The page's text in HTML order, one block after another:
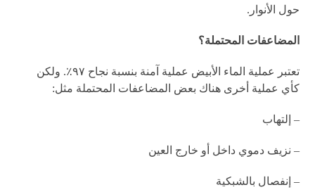
حول الأنوار.
المضاعفات المحتملة؟
تعتبر عملية الماء الأبيض عملية آمنة بنسبة نجاح ٩٧٪. ولكن
كأي عملية أخرى هناك بعض المضاعفات المحتملة مثل:
– إلتهاب
– نزيف دموي داخل أو خارج العين
– إنفصال بالشبكية